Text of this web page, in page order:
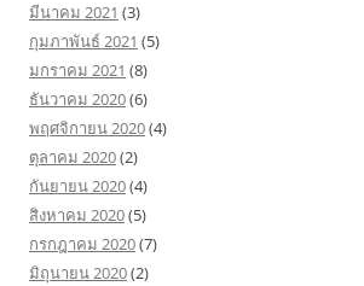
มีนาคม 2021 (3)
กุมภาพันธ์ 2021 (5)
มกราคม 2021 (8)
ธันวาคม 2020(6)
พฤศจิกายน 2020(4)
ตุลาคม 2020(2)
กันยายน 2020(4)
สิงหาคม 2020(5)
กรกฎาคม 2020(7)
มิถุนายน 2020(2)